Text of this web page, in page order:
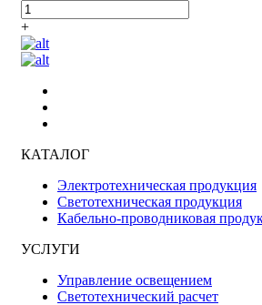
+
КАТАЛОГ
Электротехническая продукция
Светотехническая продукция
Кабельно-проводниковая
УСЛУГИ
Управление освещением
Светотехнический расчет